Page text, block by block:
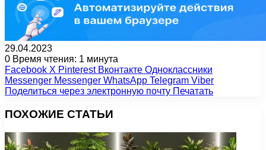
29.04.2023
0 Время чтения: 1 минута
Facebook X Pinterest Вконтакте Одноклассники
Messenger Messenger WhatsApp Telegram Viber
Поделиться через электронную почту Печатать
ПОХОЖИЕ СТАТЬИ